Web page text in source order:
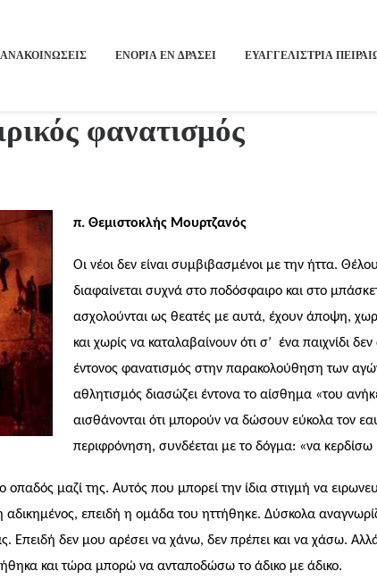
ΑΝΑΚΟΙΝΩΣΕΙΣ ΕΝΟΡΙΑ ΕΝ ΔΡΑΣΕΙ ΕΥΑΓΓΕΛΙΣΤΡΙΑ
φανατισμός
π. Θεμιστοκλής Μουρτζανός
Οι νέοι δεν είναι συμβιβασμένοι με την ήττα.
διαφαίνεται συχνά στο ποδόσφαιρο και στο
ασχολούνται ως θεατές με αυτά, έχουν άποψη,
και χωρίς να καταλαβαίνουν ότι σ’ ένα παιχνίδι
έντονος φανατισμός στην παρακολούθηση των
αθλητισμός διασώζει έντονα το αίσθημα «του
αισθάνονται ότι μπορούν να δώσουν εύκολα τον
περιφρόνηση, συνδέεται με το δόγμα: «να κερδίσω
οπαδός μαζί της. Αυτός που μπορεί την ίδια στιγμή να
επειδή η ομάδα του ηττήθηκε. Δύσκολα
Επειδή δεν μου αρέσει να χάνω, δεν πρέπει και να χάσω.
και τώρα μπορώ να ανταποδώσω το άδικο με άδικο.